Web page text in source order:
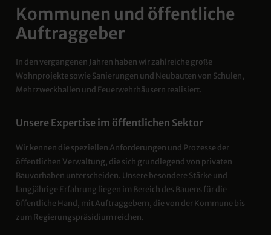
Kommunen und öffentliche
Auftraggeber
In den vergangenen Jahren haben wir zahlreiche große
Wohnprojekte sowie Sanierungen und Neubauten von Schulen,
Mehrzweckhallen und Feuerwehrhäusern realisiert.
Unsere Expertise im öffentlichen Sektor
Wir kennen die speziellen Anforderungen und Prozesse der
öffentlichen Verwaltung, die sich grundlegend von privaten
Bauvorhaben unterscheiden. Unsere besondere Stärke und
langjährige Erfahrung liegen im Bereich des Bauens für die
öffentliche Hand, mit Auftraggebern, die von der Kommune bis
zum Regierungspräsidium reichen.